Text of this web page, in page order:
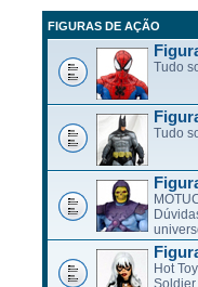
FIGURAS DE AÇÃO
Tudo
Tudo
Hot
Soldier